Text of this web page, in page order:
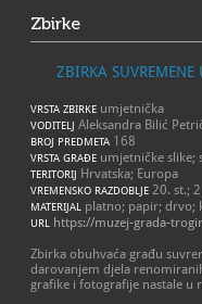
Zbirke
ZBIRKA SUVREMENE
VRSTA ZBIRKE umjetnička
VODITELJ Aleksandra Bilić
BROJ PREDMETA 168
VRSTA GRAĐE umjetničke slike;
TERITORIJ Hrvatska; Europa
VREMENSKO RAZDOBLJE 20. st.;
MATERIJAL platno; papir; drvo;
URL https://muzej-grada-
Zbirka obuhvaća građu
darovanjem djela
grafike i fotografije nastale u